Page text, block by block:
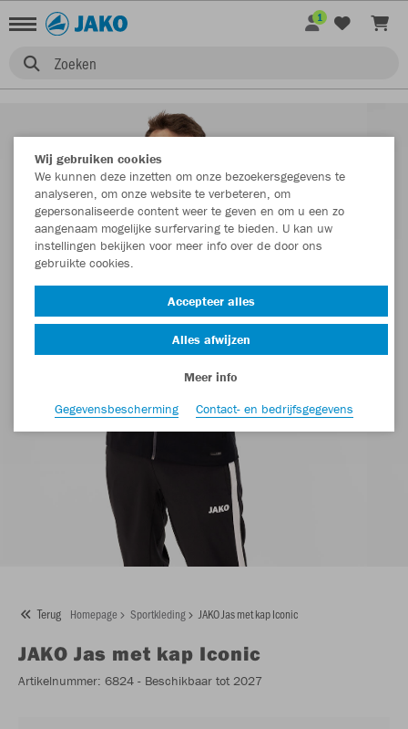
Zoeken
1
Terug Homepage Sportkleding JAKO Jas met kap Iconic
JAKO Jas met kap Iconic
Artikelnummer: 6824 - Beschikbaar tot 2027
Wij gebruiken cookies
We kunnen deze inzetten om onze bezoekersgegevens te
analyseren, om onze website te verbeteren, om
gepersonaliseerde content weer te geven en om u een zo
aangenaam mogelijke surfervaring te bieden. U kan uw
instellingen bekijken voor meer info over de door ons
gebruikte cookies.
Accepteer alles
Alles afwijzen
Meer info
Gegevensbescherming
Contact- en bedrijfsgegevens